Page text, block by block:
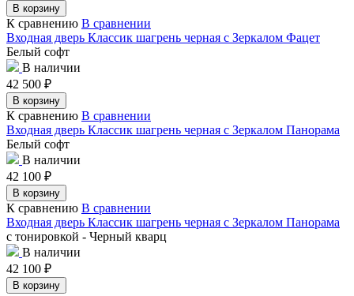
В корзину
К сравнению В сравнении
Входная дверь Классик шагрень черная с Зеркалом Фацет
Белый софт
В наличии
42 500 ₽
В корзину
К сравнению В сравнении
Входная дверь Классик шагрень черная с Зеркалом Панорама
Белый софт
В наличии
42 100 ₽
В корзину
К сравнению В сравнении
Входная дверь Классик шагрень черная с Зеркалом Панорама
с тонировкой - Черный кварц
В наличии
42 100 ₽
В корзину